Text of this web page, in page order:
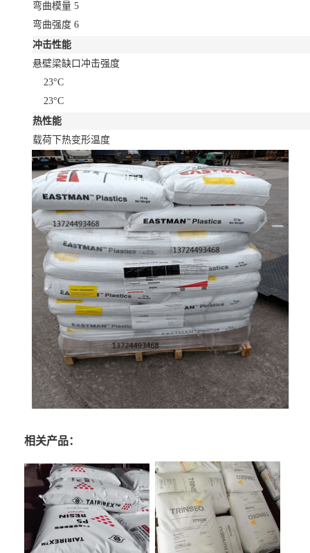
弯曲模量 5
弯曲强度 6
冲击性能
悬壁梁缺口冲击强度
23°C
23°C
热性能
载荷下热变形温度
相关产品：